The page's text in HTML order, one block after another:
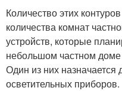
Количество этих
количества комнат
устройств, которые
небольшом частном доме
Один из них назначается
осветительных приборов.